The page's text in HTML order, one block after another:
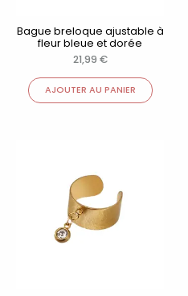
Bague breloque ajustable à
fleur bleue et dorée
21,99 €
AJOUTER AU PANIER